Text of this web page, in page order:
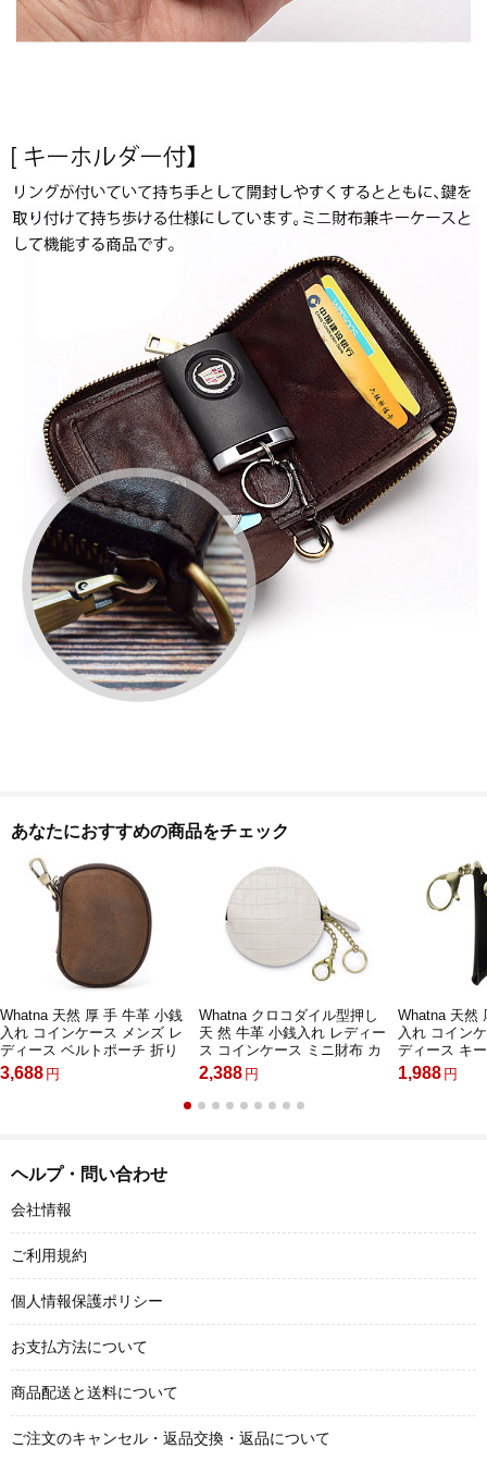
あなたにおすすめの商品をチェック
Whatna 天然 厚 手 牛革 小銭
入れ コインケース メンズ レ
ディース ベルトポーチ 折り
たたみ サングラス 収納ボッ
クス イヤホン収納ケース 本
3,688 円
Whatna クロコダイル型押し
天 然 牛革 小銭入れ レディー
ス コインケース ミニ財布 カ
ード入れ キーホルダー ミニ
ジュエリーボックス 可愛い
おしゃれ 本 革 防 水 お家は
2,388 円
Whatna 天然
入れ コイン
ディース キ
キーホルダ
11-22-01-01
1,988 円
ヘルプ・問い合わせ
会社情報
ご利用規約
個人情報保護ポリシー
お支払方法について
商品配送と送料について
ご注文のキャンセル・返品交換・返品について